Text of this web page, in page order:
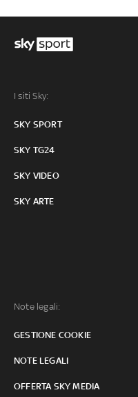
I siti Sky:
SKY SPORT
SKY TG24
SKY VIDEO
SKY ARTE
Note legali:
GESTIONE COOKIE
NOTE LEGALI
OFFERTA SKY MEDIA